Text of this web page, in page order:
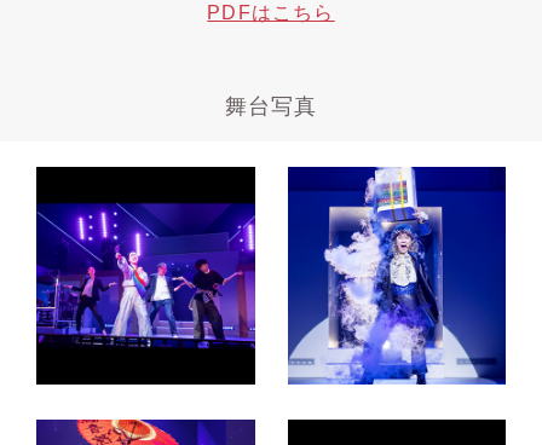
PDFはこちら
舞台写真